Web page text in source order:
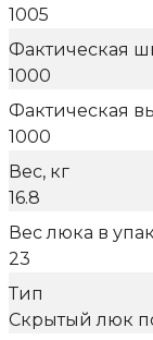
1005
Фактическая
1000
Фактическая
1000
Вес, кг
16.8
Вес люка в
23
Тип
Скрытый люк